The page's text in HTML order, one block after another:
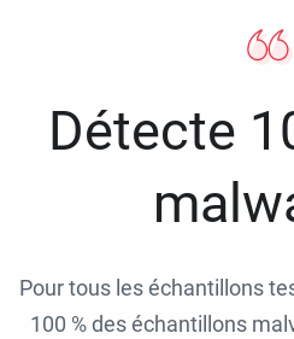
Détecte
Pour tous les échantillons
100 % des échantillons